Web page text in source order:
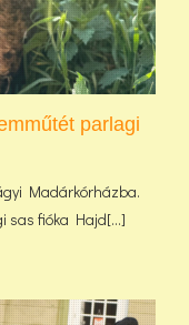
parlagi
Madárkórházba.
sas fióka Hajd[...]